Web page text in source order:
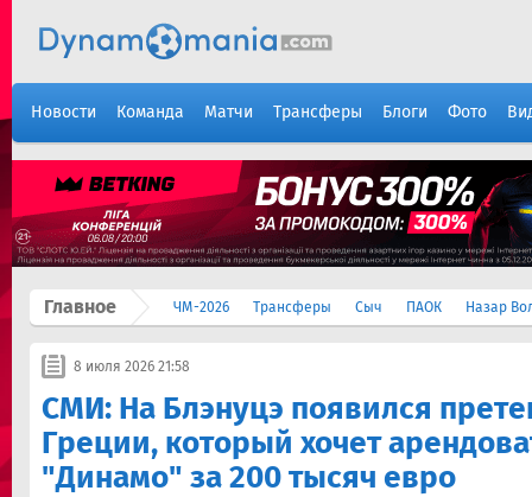
Новости Команда Матчи Трансферы Блоги Фото
Главное ЧМ-2026 Трансферы Сыч ПАОК Назар
8 июля 2026 21:58
СМИ: На Блэнуцэ появился
Греции, который хочет
"Динамо" за 200 тысяч евро